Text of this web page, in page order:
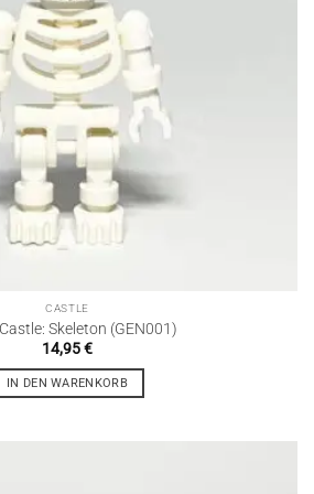
CASTLE
Skeleton (GEN001)
14,95€
IN DEN WARENKORB